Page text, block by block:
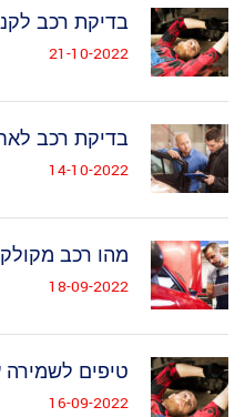
בדיקת רכב
21-10-2022
בדיקת רכב
14-10-2022
מהו רכב
18-09-2022
טיפים
16-09-2022